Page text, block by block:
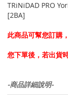
TRiNiDAD PRO
[2BA]
此商品可幫您訂購
您下單後，若出貨
-商品詳細說明-